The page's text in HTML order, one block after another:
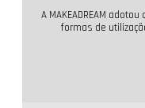
A MAKEADREAM
formas de